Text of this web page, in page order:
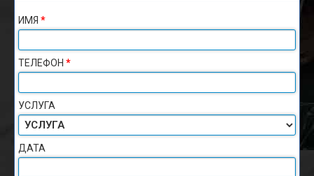
ИМЯ *
ТЕЛЕФОН *
УСЛУГА
ДАТА